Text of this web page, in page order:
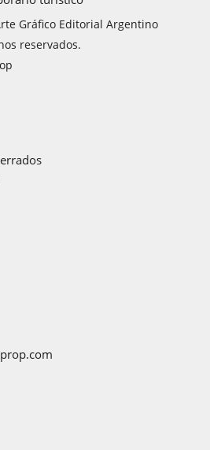
Gráfico Editorial Argentino
reservados.